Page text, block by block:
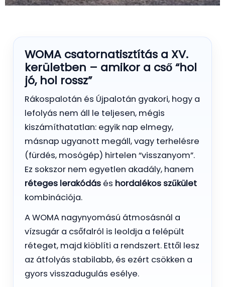
WOMA csatornatisztítás a XV.
kerületben – amikor a cső “hol
jó, hol rossz”
Rákospalotán és Újpalotán gyakori, hogy a
lefolyás nem áll le teljesen, mégis
kiszámíthatatlan: egyik nap elmegy,
másnap ugyanott megáll, vagy terhelésre
(fürdés, mosógép) hirtelen “visszanyom”.
Ez sokszor nem egyetlen akadály, hanem
réteges lerakódás és hordalékos szűkület
kombinációja.
A WOMA nagynyomású átmosásnál a
vízsugár a csőfalról is leoldja a felépült
réteget, majd kiöblíti a rendszert. Ettől lesz
az átfolyás stabilabb, és ezért csökken a
gyors visszadugulás esélye.